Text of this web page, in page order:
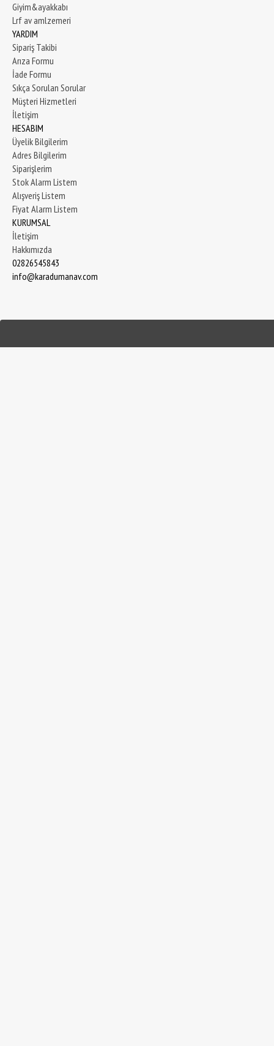
Giyim&ayakkabı
Lrf av amlzemeri
YARDIM
Sipariş Takibi
Arıza Formu
İade Formu
Sıkça Sorulan Sorular
Müşteri Hizmetleri
İletişim
HESABIM
Üyelik Bilgilerim
Adres Bilgilerim
Siparişlerim
Stok Alarm Listem
Alışveriş Listem
Fiyat Alarm Listem
KURUMSAL
İletişim
Hakkımızda
02826545843
info@karadumanav.com